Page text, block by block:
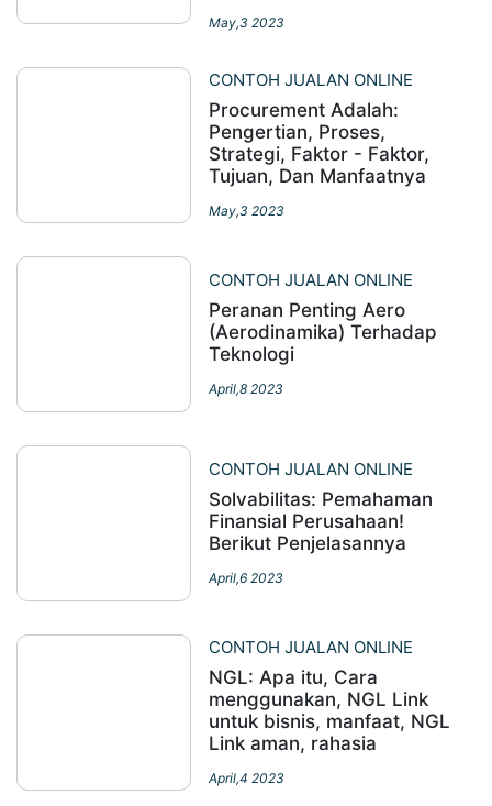
May,3 2023
CONTOH JUALAN ONLINE
Procurement Adalah:
Pengertian, Proses,
Strategi, Faktor - Faktor,
Tujuan, Dan Manfaatnya
May,3 2023
CONTOH JUALAN ONLINE
Peranan Penting Aero
(Aerodinamika) Terhadap
Teknologi
April,8 2023
CONTOH JUALAN ONLINE
Solvabilitas: Pemahaman
Finansial Perusahaan!
Berikut Penjelasannya
April,6 2023
CONTOH JUALAN ONLINE
NGL: Apa itu, Cara
menggunakan, NGL Link
untuk bisnis, manfaat, NGL
Link aman, rahasia
April,4 2023